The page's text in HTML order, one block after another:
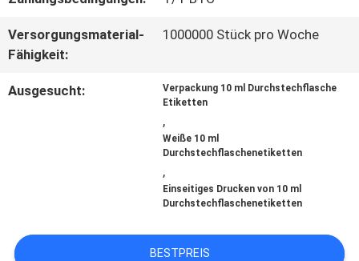
IN
VERBINDUNG
SITEMAP
Versorgungsmaterial-
Fähigkeit:
1000000 Stück pro Woche
Ausgesucht:
Verpackung 10 ml Durchstechflasche
Etiketten
,
Weiße 10 ml
Durchstechflaschenetiketten
,
Einseitiges Drucken von 10 ml
Durchstechflaschenetiketten
BESTPREIS